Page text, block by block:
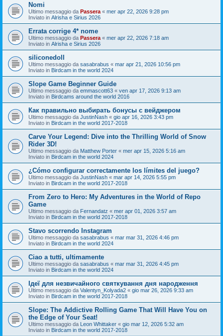
Nomi
Ultimo messaggio da Passera « mer apr 22, 2026 9:28 pm
Inviato in Alrisha e Sirius 2026
Errata corrige 4* nome
Ultimo messaggio da Passera « mer apr 22, 2026 7:18 am
Inviato in Alrisha e Sirius 2026
siliconedoll
Ultimo messaggio da sasabrabus « mar apr 21, 2026 10:56 pm
Inviato in Birdcam in the world 2024
Slope Game Beginner Guide
Ultimo messaggio da emmascott63 « ven apr 17, 2026 9:13 am
Inviato in Birdcams around the world 2016
Как правильно выбирать бонусы с вейджером
Ultimo messaggio da JustinNash « gio apr 16, 2026 3:43 pm
Inviato in Birdcam in the world 2017-2018
Carve Your Legend: Dive into the Thrilling World of Snow
Rider 3D!
Ultimo messaggio da Matthew Porter « mer apr 15, 2026 5:16 am
Inviato in Birdcam in the world 2024
¿Cómo configurar correctamente los límites del juego?
Ultimo messaggio da JustinNash « mar apr 14, 2026 5:55 pm
Inviato in Birdcam in the world 2017-2018
From Zero to Hero: My Adventures in the World of Repo
Game
Ultimo messaggio da Fernandatz « mer apr 01, 2026 3:57 am
Inviato in Birdcam in the world 2017-2018
Stavo scorrendo Instagram
Ultimo messaggio da sasabrabus « mar mar 31, 2026 4:46 pm
Inviato in Birdcam in the world 2024
Ciao a tutti, ultimamente
Ultimo messaggio da sasabrabus « mar mar 31, 2026 4:45 pm
Inviato in Birdcam in the world 2024
Ідеї для незвичайного святкування дня народження
Ultimo messaggio da Valentyn_Kolyada2 « gio mar 26, 2026 9:33 am
Inviato in Birdcam in the world 2017-2018
Slope: The Addictive Rolling Game That Will Have You on
the Edge of Your Seat!
Ultimo messaggio da Leon Whittaker « gio mar 12, 2026 5:32 am
Inviato in Birdcam in the world 2017-2018